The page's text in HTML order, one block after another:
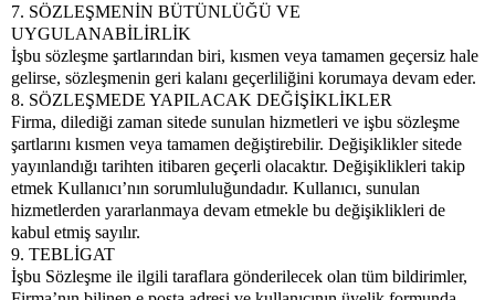
7. SÖZLEŞMENİN BÜTÜNLÜĞÜ VE
UYGULANABİLİRLİK
İşbu sözleşme şartlarından biri, kısmen veya tamamen geçersiz hale
gelirse, sözleşmenin geri kalanı geçerliliğini korumaya devam eder.
8. SÖZLEŞMEDE YAPILACAK DEĞİŞİKLİKLER
Firma, dilediği zaman sitede sunulan hizmetleri ve işbu sözleşme
şartlarını kısmen veya tamamen değiştirebilir. Değişiklikler sitede
yayınlandığı tarihten itibaren geçerli olacaktır. Değişiklikleri takip
etmek Kullanıcı’nın sorumluluğundadır. Kullanıcı, sunulan
hizmetlerden yararlanmaya devam etmekle bu değişiklikleri de
kabul etmiş sayılır.
9. TEBLİGAT
İşbu Sözleşme ile ilgili taraflara gönderilecek olan tüm bildirimler,